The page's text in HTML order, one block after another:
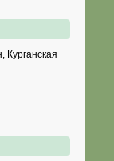
Курганская